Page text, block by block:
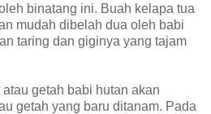
binatang ini. Buah kelapa tua
mudah dibelah dua oleh babi
taring dan giginya yang tajam
getah babi hutan akan
getah yang baru ditanam. Pada